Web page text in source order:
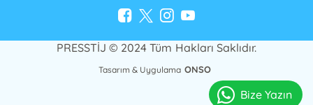
PRESSTİJ © 2024 Tüm Hakları Saklıdır.
Tasarım & Uygulama ONSO
Bize Yazın